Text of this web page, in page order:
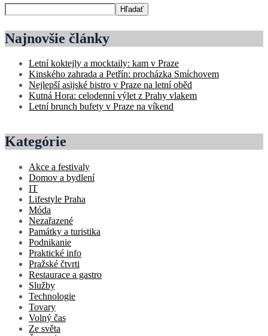
Hľadať
Najnovšie články
Letní koktejly a mocktaily: kam v Praze
Kinského zahrada a Petřín: procházka Smíchovem
Nejlepší asijské bistro v Praze na letní oběd
Kutná Hora: celodenní výlet z Prahy vlakem
Letní brunch bufety v Praze na víkend
Kategórie
Akce a festivaly
Domov a bydlení
IT
Lifestyle Praha
Móda
Nezařazené
Památky a turistika
Podnikanie
Praktické info
Pražské čtvrti
Restaurace a gastro
Služby
Technologie
Tovary
Volný čas
Ze světa